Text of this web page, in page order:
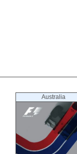
Australia